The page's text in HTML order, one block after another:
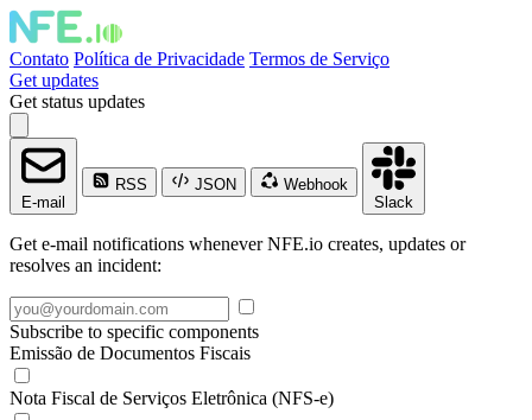
Contato Política de Privacidade Termos de Serviço
Get updates
Get status updates
E-mail
RSS JSON
Webhook
Slack
Get e-mail notifications whenever NFE.io creates, updates or
resolves an incident:
Subscribe to specific components
Emissão de Documentos Fiscais
Nota Fiscal de Serviços Eletrônica (NFS-e)